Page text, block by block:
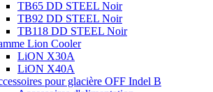
TB65 DD STEEL Noir
TB92 DD STEEL Noir
TB118 DD STEEL Noir
Lion Cooler
LiON X30A
LiON X40A
pour glacière OFF Indel B